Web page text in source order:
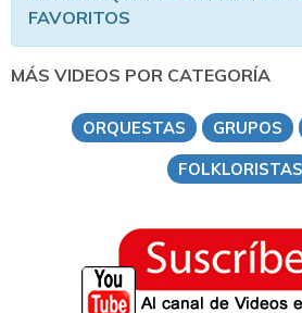
FAVORITOS
MÁS VIDEOS POR CATEGORÍA
ORQUESTAS GRUPOS
FOLKLORISTAS